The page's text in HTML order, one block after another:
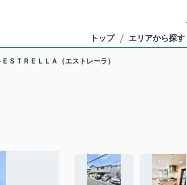
トップ エリアから探す
ＥＳＴＲＥＬＬＡ（エストレーラ）